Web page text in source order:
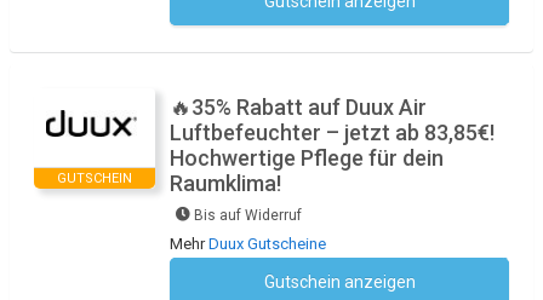
GUTSCHEIN
🔥35% Rabatt auf Duux Air
Luftbefeuchter – jetzt ab 83,85€!
Hochwertige Pflege für dein
Raumklima!
Bis auf Widerruf
MehrDuux Gutscheine
Gutschein anzeigen